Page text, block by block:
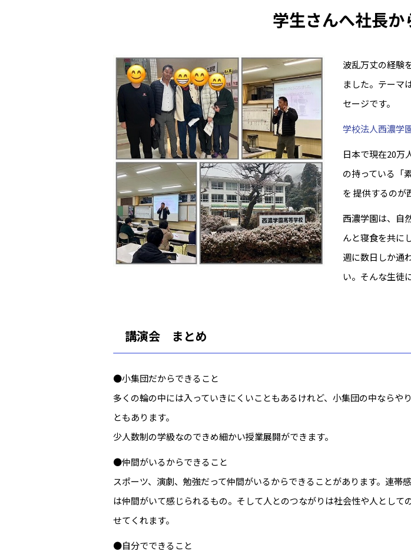
学生さんへ社長
波乱万丈の経験
ました。テーマ
セージです。
学校法人西濃学
日本で現在20万
の持っている「
を 提供するのが
西濃学園は、自
んと寝食を共に
週に数日しか通
い。そんな生徒
講演会 まとめ
●小集団だからできること
多くの輪の中には入っていきにくいこともあるけれど、小集団の中ならや
ともあります。
少人数制の学級なのできめ細かい授業展開ができます。
●仲間がいるからできること
スポーツ、演劇、勉強だって仲間がいるからできることがあります。連帯
は仲間がいて感じられるもの。そして人とのつながりは社会性や人として
せてくれます。
●自分でできること